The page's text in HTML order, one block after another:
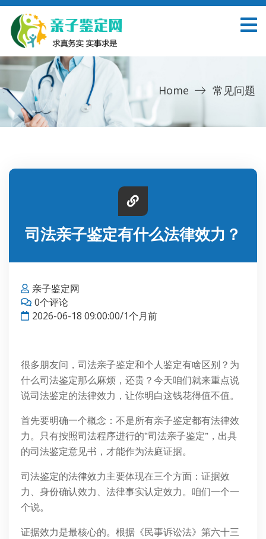
Home 常见问题
司法亲子鉴定有什么法律效力？
亲子鉴定网
0个评论
2026-06-18 09:00:00/1个月前
很多朋友问，司法亲子鉴定和个人鉴定有啥区别？为
什么司法鉴定那么麻烦，还贵？今天咱们就来重点说
说司法鉴定的法律效力，让你明白这钱花得值不值。
首先要明确一个概念：不是所有亲子鉴定都有法律效
力。只有按照司法程序进行的“司法亲子鉴定”，出具
的司法鉴定意见书，才能作为法庭证据。
司法鉴定的法律效力主要体现在三个方面：证据效
力、身份确认效力、法律事实认定效力。咱们一个一
个说。
证据效力是最核心的。根据《民事诉讼法》第六十三